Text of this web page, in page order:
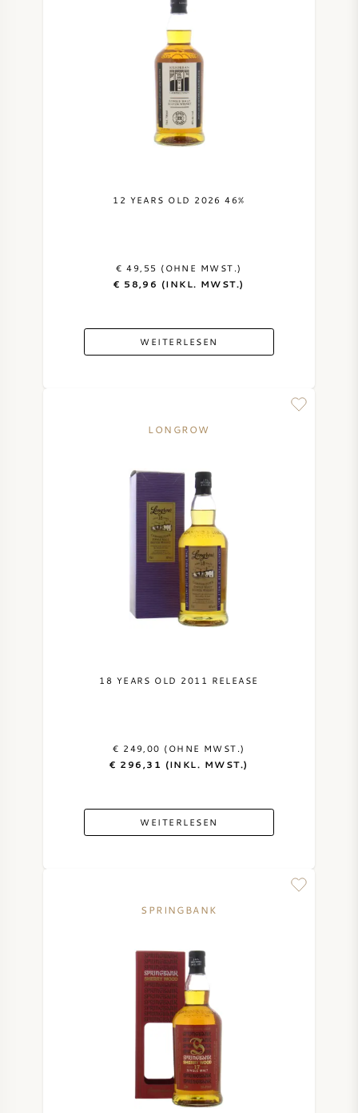
12 YEARS OLD 2026 46%
€ 49,55 (OHNE MWST.)
€ 58,96 (INKL. MWST.)
WEITERLESEN
LONGROW
18 YEARS OLD 2011 RELEASE
€ 249,00 (OHNE MWST.)
€ 296,31 (INKL. MWST.)
WEITERLESEN
SPRINGBANK